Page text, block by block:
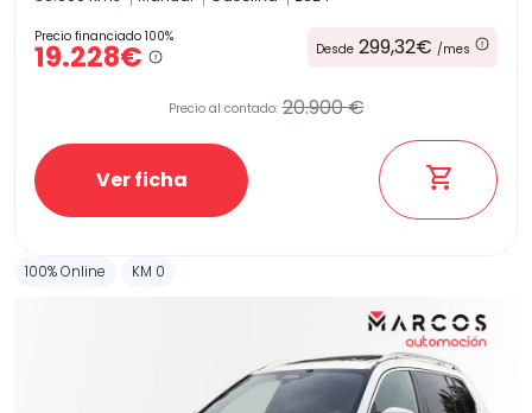
Precio financiado 100%
19.228€ Desde 299,32€ /mes
Precio al contado: 20.900 €
Ver ficha
100% Online KM 0